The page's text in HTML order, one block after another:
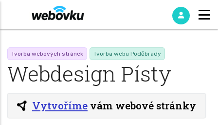
Tvorba webových stránek Tvorba webu Poděbrady
Webdesign Písty
Vytvoříme vám webové stránky